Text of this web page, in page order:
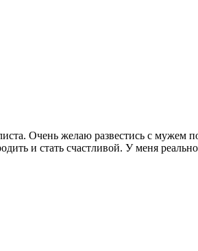
Очень желаю развестись с мужем
и стать счастливой. У меня